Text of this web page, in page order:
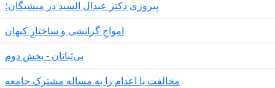
پیروزی دکتر عبدال السید در میشیگان؛
‌امواجِ گرانشی و ساختارِ کیهان
بی‌ثباتان - بخش دوم
مخالفت با اعدام را به مساله مشترک جامعه